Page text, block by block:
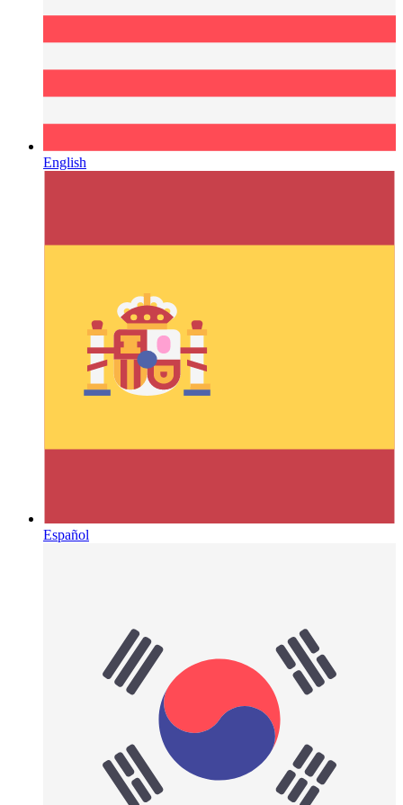
English
Español